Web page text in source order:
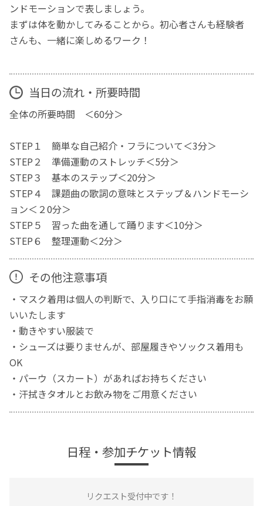
ンドモーションで表しましょう。
まずは体を動かしてみることから。初心者さんも経験者
さんも、一緒に楽しめるワーク！
当日の流れ・所要時間
全体の所要時間 ＜60分＞
STEP１ 簡単な自己紹介・フラについて＜3分＞
STEP２ 準備運動のストレッチ＜5分＞
STEP３ 基本のステップ＜20分＞
STEP４ 課題曲の歌詞の意味とステップ＆ハンドモーシ
ョン＜２0分＞
STEP５ 習った曲を通して踊ります＜10分＞
STEP６ 整理運動＜2分＞
その他注意事項
・マスク着用は個人の判断で、入り口にて手指消毒をお願
いいたします
・動きやすい服装で
・シューズは要りませんが、部屋履きやソックス着用も
OK
・パーウ（スカート）があればお持ちください
・汗拭きタオルとお飲み物をご用意ください
日程・参加チケット情報
リクエスト受付中です！